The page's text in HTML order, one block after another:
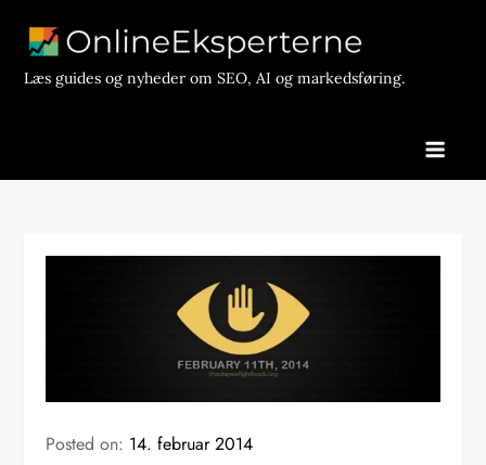
contentLæs guides og nyheder om SEO, AI og markedsføring.
Posted on: 14. februar 2014